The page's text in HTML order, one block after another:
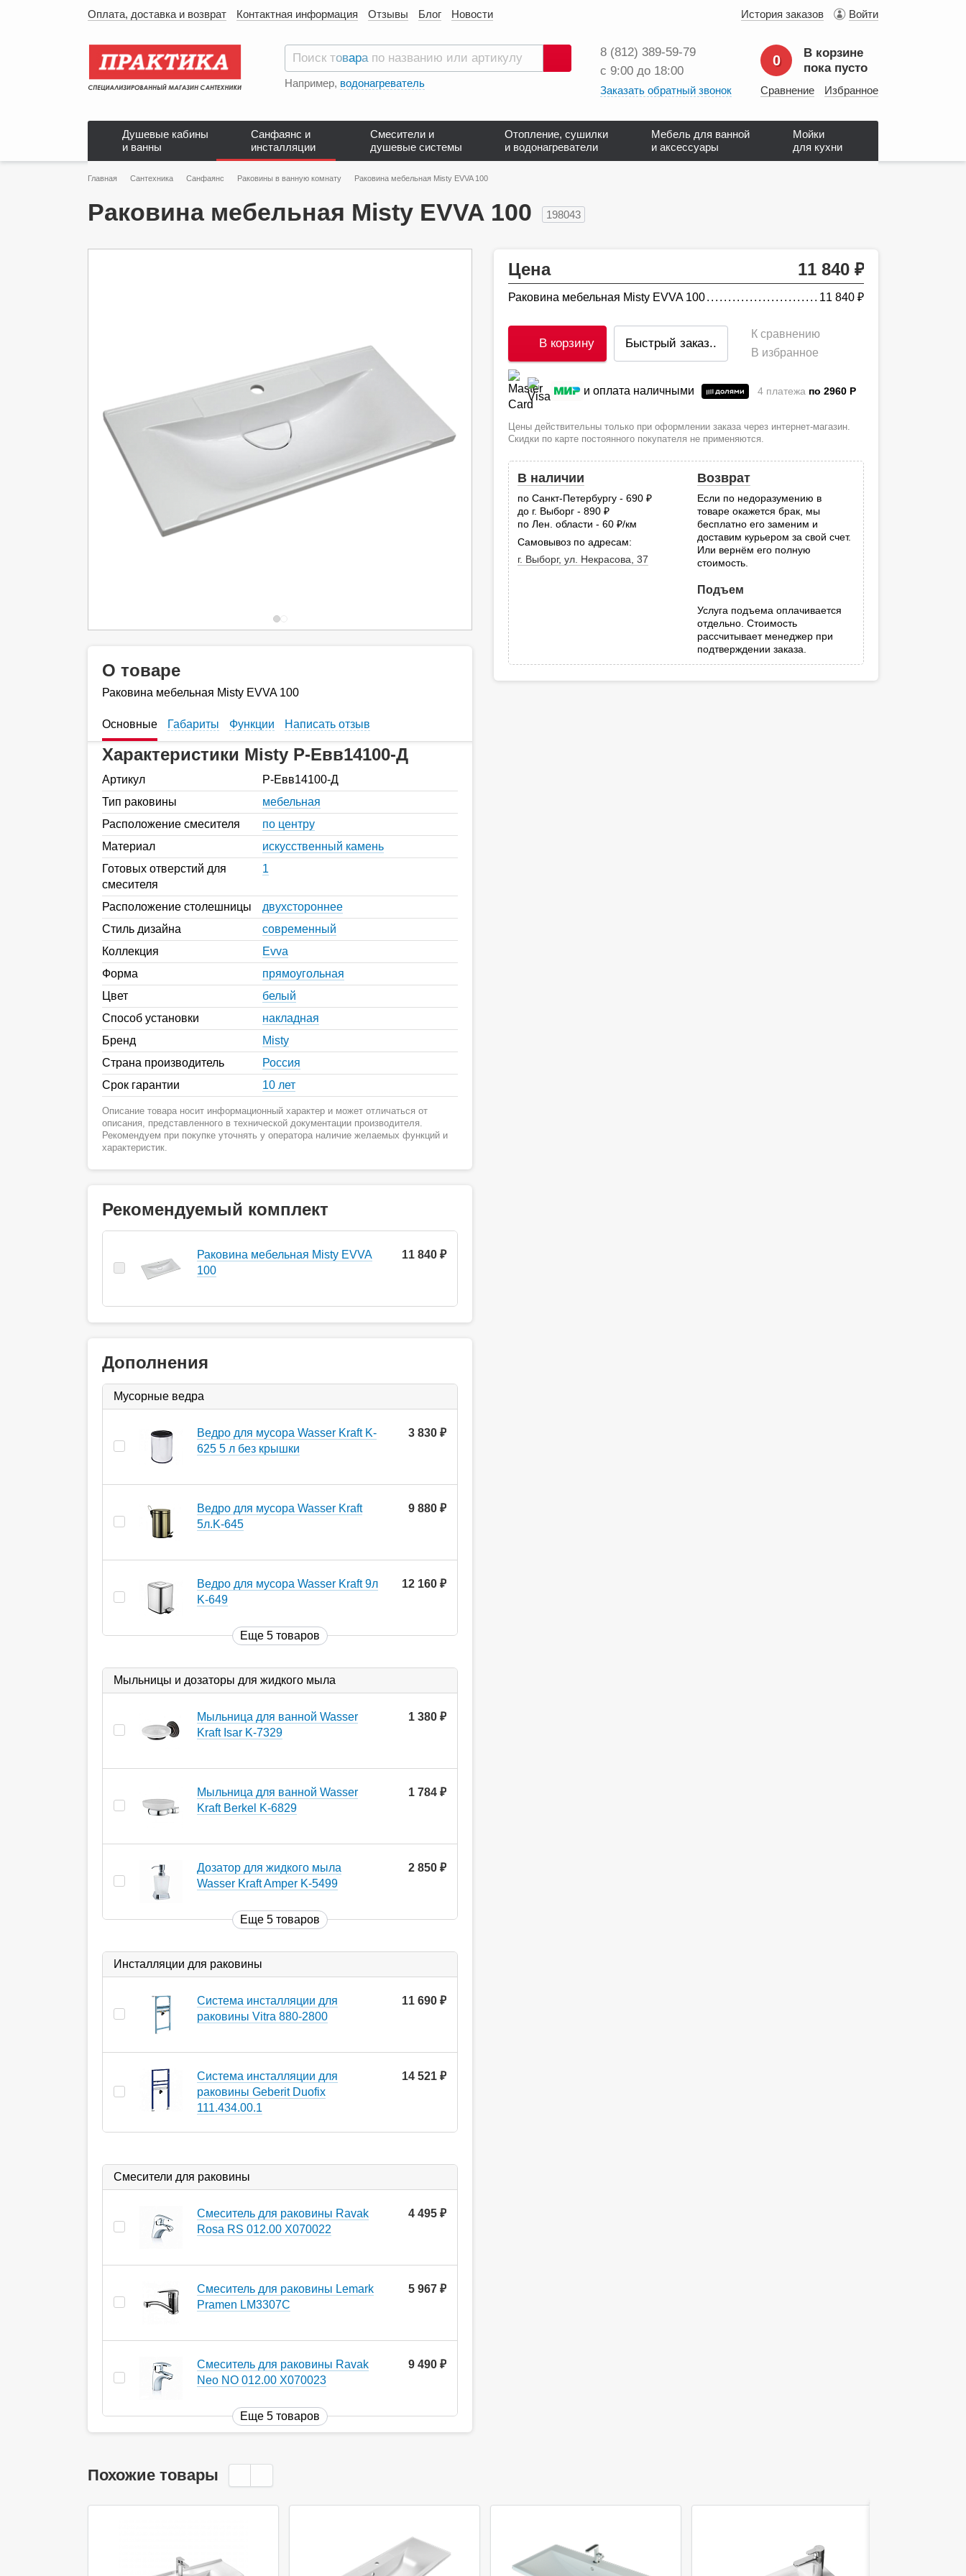
Оплата, доставка и возврат Контактная информация Отзывы Блог Новости История заказов Войти
Поиск
Например, водонагреватель
8 (812) 389‑59‑79
с 9:00 до 18:00
Заказать обратный звонок
0
В корзине
пока пусто
Сравнение Избранное
Душевые кабины
и ванны
Санфаянс и
инсталляции
Смесители и
душевые системы
Отопление, сушилки
и водонагреватели
Мебель для ванной
и аксессуары
Мойки
для кухни
Главная Сантехника Санфаянс Раковины в ванную комнату Раковина мебельная Misty EVVA 100
Раковина мебельная Misty EVVA 100 198043
Цена 11 840
Раковина мебельная Misty EVVA 100 11 840
В корзину Быстрый заказ..
К сравнению
В избранное
и оплата наличными 4 платежа по 2960 P
Цены действительны только при оформлении заказа через интернет-магазин.
Скидки по карте постоянного покупателя не применяются.
В наличии
по Санкт-Петербургу - 690
до г. Выборг - 890
по Лен. области - 60
руб.
/км
Самовывоз по адресам:
г. Выборг, ул. Некрасова, 37
Возврат
Если по недоразумению в
товаре окажется брак, мы
бесплатно его заменим и
доставим курьером за свой счет.
Или вернём его полную
стоимость.
Подъем
Услуга подъема оплачивается
отдельно. Стоимость
рассчитывает менеджер при
подтверждении заказа.
О товаре
Раковина мебельная Misty EVVA 100
Основные Габариты Функции Написать отзыв
Характеристики Misty Р-Евв14100-Д
Артикул
Р-Евв14100-Д
Тип раковины
мебельная
Расположение смесителя
по центру
Материал
искусственный камень
Готовых отверстий для
смесителя
1
Расположение столешницы
двухстороннее
Стиль дизайна
современный
Коллекция
Evva
Форма
прямоугольная
Цвет
белый
Способ установки
накладная
Бренд
Misty
Страна производитель
Россия
Срок гарантии
10 лет
Описание товара носит информационный характер и может отличаться от
описания, представленного в технической документации производителя.
Рекомендуем при покупке уточнять у оператора наличие желаемых функций и
характеристик.
Рекомендуемый комплект
Раковина мебельная Misty EVVA
100
11 840 ₽
Дополнения
Мусорные ведра
Ведро для мусора Wasser Kraft K-
625 5 л без крышки
3 830
Ведро для мусора Wasser Kraft
5л.K-645
9 880
Ведро для мусора Wasser Kraft 9л
K-649
12 160
Еще 5 товаров
Мыльницы и дозаторы для жидкого мыла
Мыльница для ванной Wasser
Kraft Isar K-7329
1 380
Мыльница для ванной Wasser
Kraft Berkel K-6829
1 784
Дозатор для жидкого мыла
Wasser Kraft Amper K-5499
2 850
Еще 5 товаров
Инсталляции для раковины
Система инсталляции для
раковины Vitra 880-2800
11 690
Система инсталляции для
раковины Geberit Duofix
111.434.00.1
14 521
Смесители для раковины
Смеситель для раковины Ravak
Rosa RS 012.00 X070022
4 495
Смеситель для раковины Lemark
Pramen LM3307C
5 967
Смеситель для раковины Ravak
Neo NO 012.00 X070023
9 490
Еще 5 товаров
Похожие товары